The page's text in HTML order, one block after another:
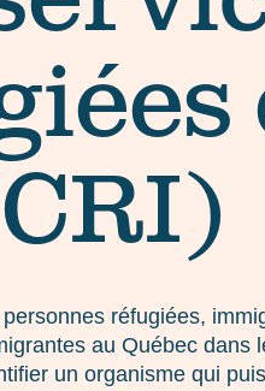
réfugiées,
au Québec dans
un organisme qui